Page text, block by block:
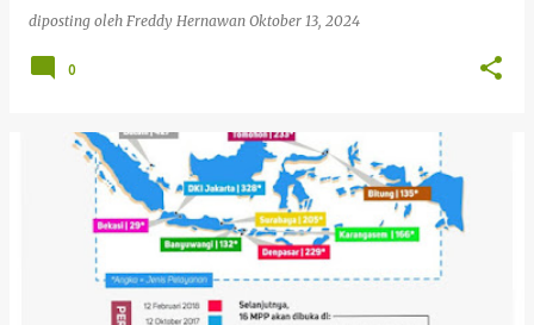
diposting oleh Freddy Hernawan Oktober 13, 2024
0